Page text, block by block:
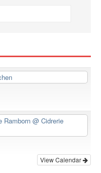
Ramborn @ Cidrerie
View Calendar